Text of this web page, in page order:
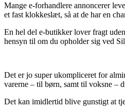
Mange e-forhandlere annoncerer
et fast klokkeslæt, så at de har en
En hel del e-butikker lover fragt
hensyn til om du opholder sig ved
Det er jo super ukompliceret for
varerne – til børn, samt til voksne –
Det kan imidlertid blive gunstigt at